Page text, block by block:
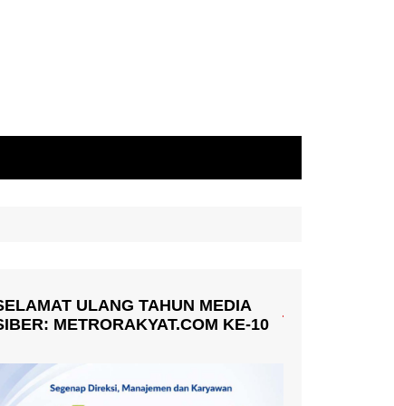
ULANG TAHUN MEDIA
METRORAKYAT.COM KE-10